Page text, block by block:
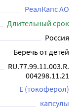
и
железы,
облегчает
и при многих
и детям
РеалКапс АО
Длительный срок
Россия
Беречь от детей
RU.77.99.11.003.R.
004298.11.21
Е (токоферол)
капсулы